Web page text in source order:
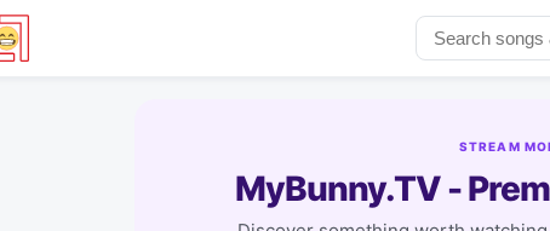
STREAM
MyBunny.TV -